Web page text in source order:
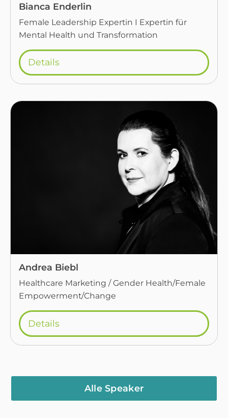
Bianca Enderlin
Female Leadership Expertin I Expertin für
Mental Health und Transformation
Details
Andrea Biebl
Healthcare Marketing / Gender Health/Female
Empowerment/Change
Details
Alle Speaker